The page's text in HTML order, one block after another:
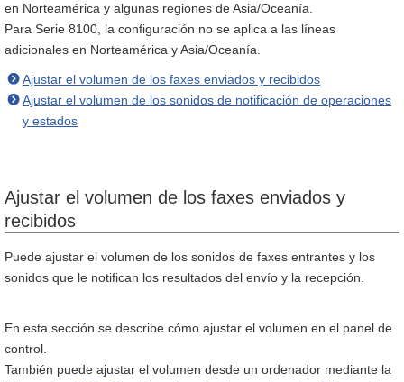
en Norteamérica y algunas regiones de Asia/Oceanía.
Para Serie 8100, la configuración no se aplica a las líneas
adicionales en Norteamérica y Asia/Oceanía.
Ajustar el volumen de los faxes enviados y recibidos
Ajustar el volumen de los sonidos de notificación de operaciones
y estados
Ajustar el volumen de los faxes enviados y
recibidos
Puede ajustar el volumen de los sonidos de faxes entrantes y los
sonidos que le notifican los resultados del envío y la recepción.
En esta sección se describe cómo ajustar el volumen en el panel de
control.
También puede ajustar el volumen desde un ordenador mediante la